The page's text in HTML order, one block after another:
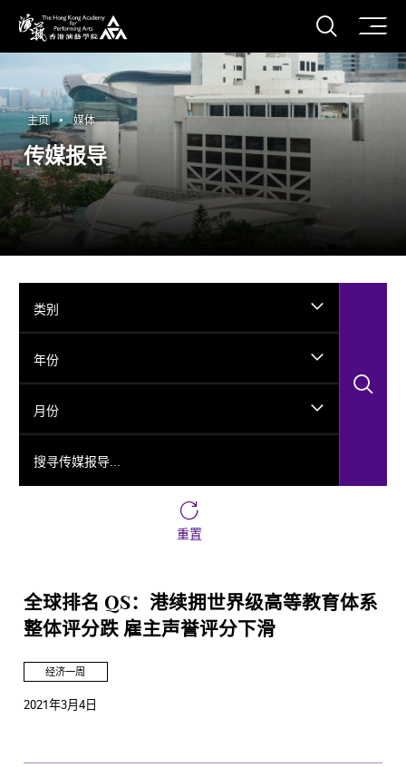
香港演艺学院
打开
主页 媒体
传媒报导
类别
年份
月份
重置
全球排名 QS：港续拥世界级高等教育体系
整体评分跌 雇主声誉评分下滑
经济一周
2021年3月4日